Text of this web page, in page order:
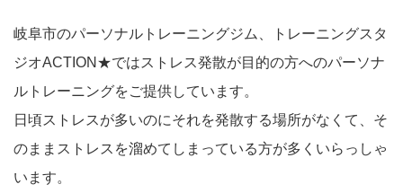
岐阜市のパーソナルトレーニングジム、トレーニングスタ
ジオACTION★ではストレス発散が目的の方へのパーソナ
ルトレーニングをご提供しています。
日頃ストレスが多いのにそれを発散する場所がなくて、そ
のままストレスを溜めてしまっている方が多くいらっしゃ
います。